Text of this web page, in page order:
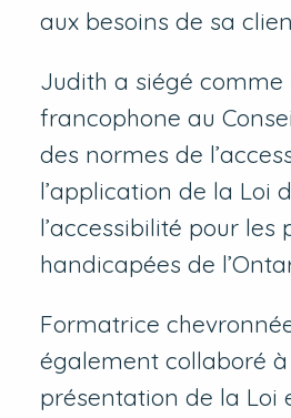
aux besoins de sa
Judith a siégé
francophone au
des normes de
l’application de la Loi
l’accessibilité pour les
handicapées de
Formatrice
également collaboré
présentation de la Loi